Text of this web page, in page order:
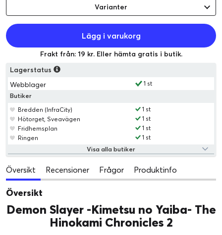
Varianter
Lägg i varukorg
Frakt från: 19 kr. Eller hämta gratis i butik.
Lagerstatus
Webblager
1 st
Butiker
Bredden (InfraCity)
1 st
Hötorget, Sveavägen
1 st
Fridhemsplan
1 st
Ringen
1 st
Visa alla butiker
Översikt Recensioner Frågor Produktinfo
Översikt
Demon Slayer -Kimetsu no Yaiba- The
Hinokami Chronicles 2